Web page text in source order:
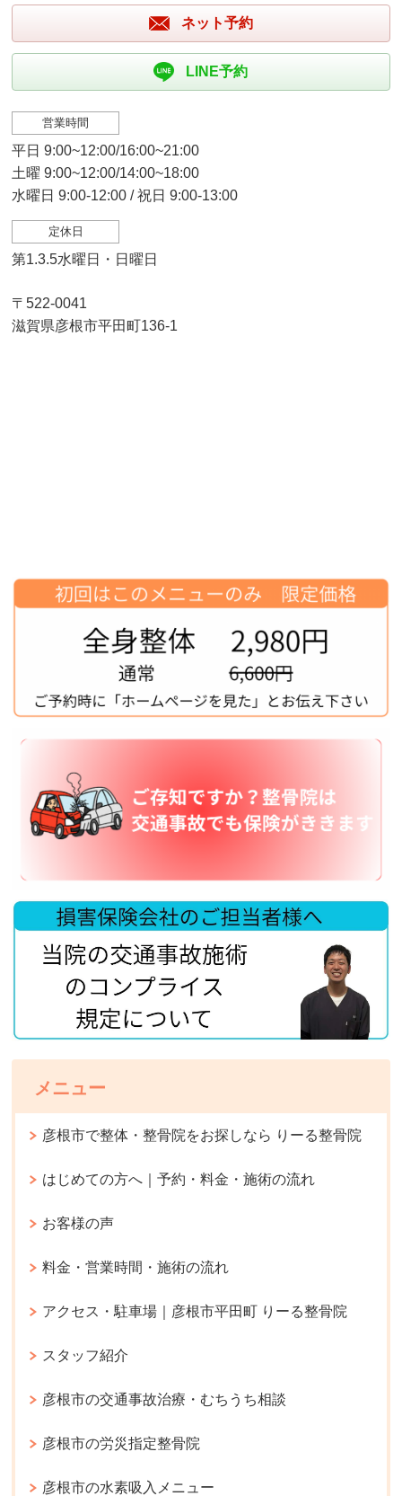
ネット予約
LINE予約
営業時間
平日 9:00~12:00/16:00~21:00
土曜 9:00~12:00/14:00~18:00
水曜日 9:00-12:00 / 祝日 9:00-13:00
定休日
第1.3.5水曜日・日曜日
〒522-0041
滋賀県彦根市平田町136-1
メニュー
彦根市で整体・整骨院をお探しなら りーる整骨院
はじめての方へ｜予約・料金・施術の流れ
お客様の声
料金・営業時間・施術の流れ
アクセス・駐車場｜彦根市平田町 りーる整骨院
スタッフ紹介
彦根市の交通事故治療・むちうち相談
彦根市の労災指定整骨院
彦根市の水素吸入メニュー